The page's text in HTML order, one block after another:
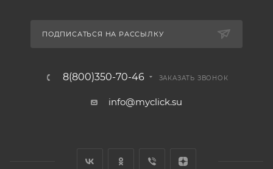
ПОДПИСАТЬСЯ НА РАССЫЛКУ
8(800)350-70-46 ЗАКАЗАТЬ ЗВОНОК
info@myclick.su